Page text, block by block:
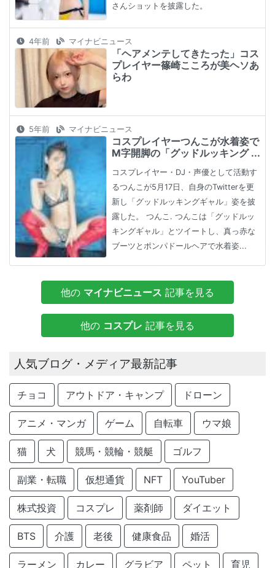
さんショットを披露した。
4年前 マイナビニュース
「ヘアメンテしてきたった」コス
プレイヤー篠崎こころが美ヘソあ
らわ
5年前 マイナビニュース
コスプレイヤーつんこが水着姿で
M字開脚の「グッドルッキング ...
コスプレイヤー・DJ・声優として活動す
るつんこが5月17日、自身のTwitterを更
新し「グッドルッキングギャル」姿を披
露した。 つんこ. つんこは「グッドルッ
キングギャル」とツイートし、真っ赤な
ブーツとポンパドールヘアで水着姿...
他の マイナビニュース 記事を見る
他の コスプレ 記事を見る
人気ブログ・メディア最新記事
チョコ アウトドア・キャンプ ドローン
アニメ・マンガ ゲーム 自転車 ウマ娘
猫 犬 競馬・競輪・競艇 ゴルフ
副業・転職 仮想通貨 NFT YouTuber
株式投資 コスプレ 薬剤師 ダイエット
BTS 介護 老後 健康食品 婚活
ラーメン カレー グラビア ペット 育児